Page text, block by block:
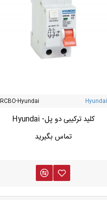
Hyundai
RCBO-Hyundai
کلید ترکیبی دو پل- Hyundai